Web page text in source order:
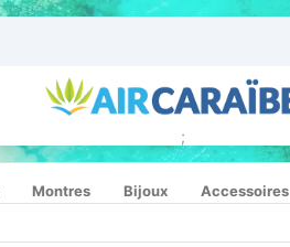
;
Montres Bijoux Accessoires